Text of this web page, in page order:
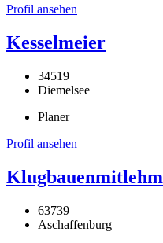
Profil ansehen
Kesselmeier
34519
Diemelsee
Planer
Profil ansehen
Klugbauenmitlehm
63739
Aschaffenburg